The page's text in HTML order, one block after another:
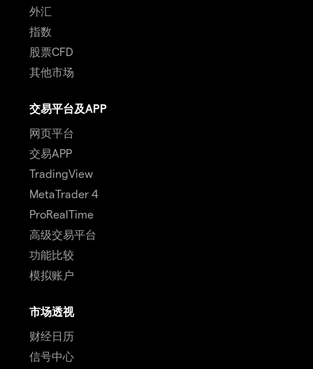
外汇
指数
股票CFD
其他市场
交易平台及APP
网页平台
交易APP
TradingView
MetaTrader 4
ProRealTime
高级交易平台
功能比较
模拟账户
市场透视
财经日历
信号中心